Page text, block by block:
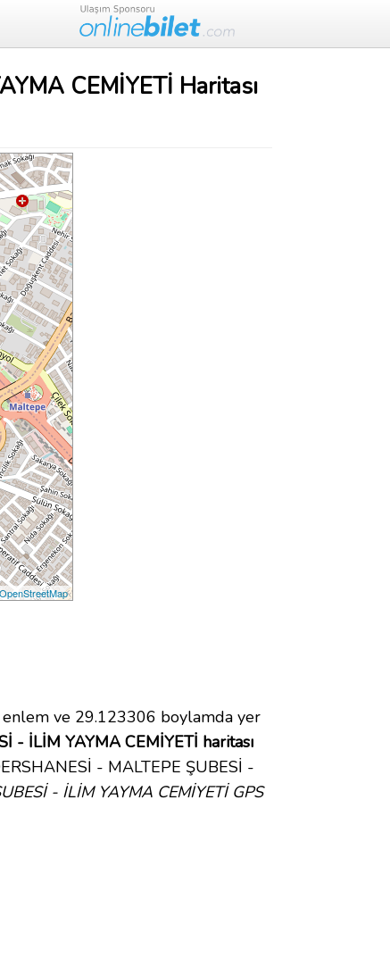
CEMİYETİ Haritası
OpenStreetMap
ve 29.123306 boylamda yer
- İLİM YAYMA CEMİYETİ haritası
- MALTEPE ŞUBESİ -
- İLİM YAYMA CEMİYETİ GPS